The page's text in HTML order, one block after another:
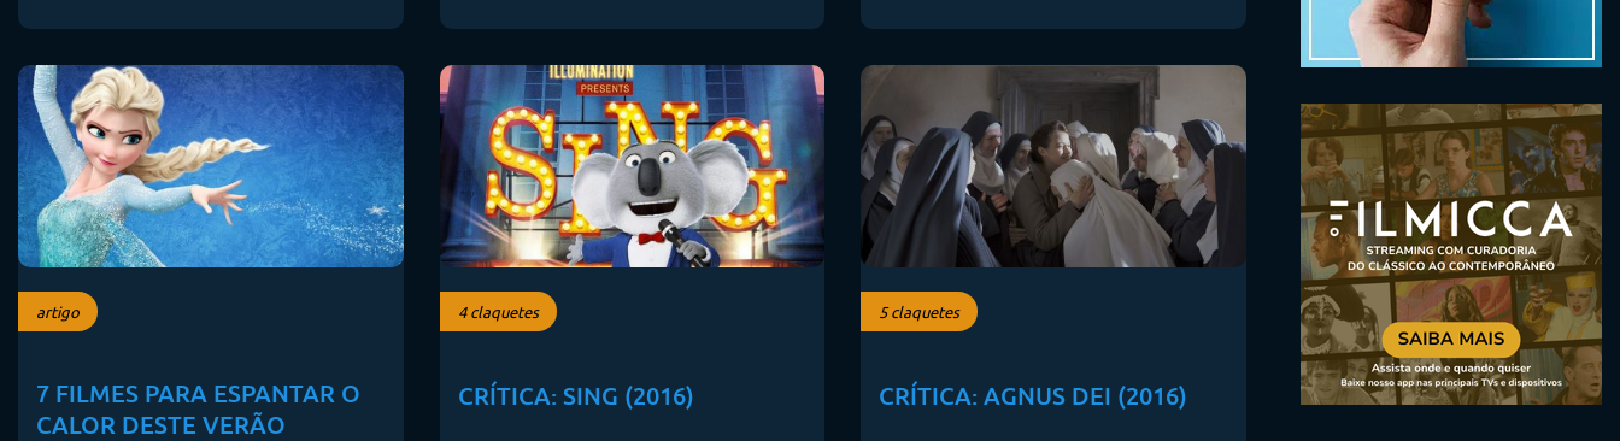
artigo
7 FILMES PARA ESPANTAR O
CALOR DESTE VERÃO
4 claquetes
CRÍTICA: SING (2016)
5 claquetes
CRÍTICA: AGNUS DEI (2016)